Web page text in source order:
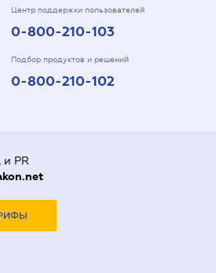
Центр поддержки пользователей
0-800-210-103
Подбор продуктов и решений
0-800-210-102
и PR